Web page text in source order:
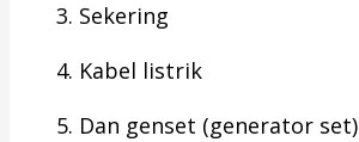
Sekering
Kabel listrik
Dan genset (generator set)